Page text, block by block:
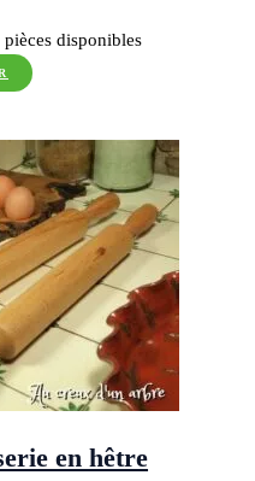
pièces disponibles
en hêtre